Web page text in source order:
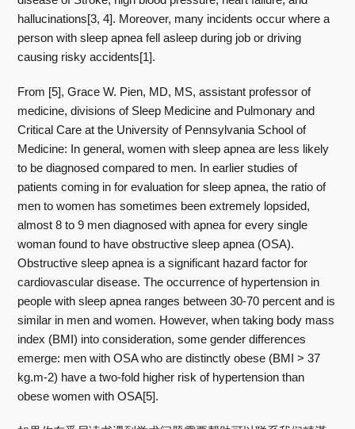
hallucinations[3, 4]. Moreover, many incidents occur where a
person with sleep apnea fell asleep during job or driving
causing risky accidents[1].
From [5], Grace W. Pien, MD, MS, assistant professor of
medicine, divisions of Sleep Medicine and Pulmonary and
Critical Care at the University of Pennsylvania School of
Medicine: In general, women with sleep apnea are less likely
to be diagnosed compared to men. In earlier studies of
patients coming in for evaluation for sleep apnea, the ratio of
men to women has sometimes been extremely lopsided,
almost 8 to 9 men diagnosed with apnea for every single
woman found to have obstructive sleep apnea (OSA).
Obstructive sleep apnea is a significant hazard factor for
cardiovascular disease. The occurrence of hypertension in
people with sleep apnea ranges between 30-70 percent and is
similar in men and women. However, when taking body mass
index (BMI) into consideration, some gender differences
emerge: men with OSA who are distinctly obese (BMI > 37
kg.m-2) have a two-fold higher risk of hypertension than
obese women with OSA[5].